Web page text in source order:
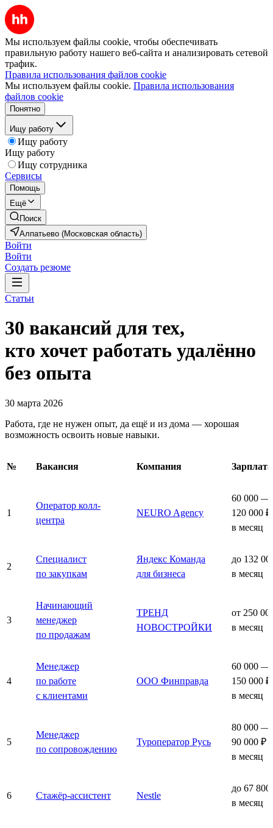
Мы используем файлы cookie, чтобы обеспечивать
правильную работу нашего веб-сайта и анализировать сетевой
трафик.
Правила использования файлов cookie
Мы используем файлы cookie. Правила использования
файлов cookie
Понятно
Ищу работу
Ищу работу
Ищу работу
Ищу сотрудника
Сервисы
Помощь
Ещё
Поиск
Алпатьево (Московская область)
Войти
Войти
Создать резюме
Статьи
30 вакансий для тех,
кто хочет работать удалённо
без опыта
30 марта 2026
Работа, где не нужен опыт, да ещё и из дома — хорошая
возможность освоить новые навыки.
№ Вакансия Компания Зарплата
1
Оператор колл-
центра
NEURO Agency
60 000 —
120 000 ₽
в месяц
2
Специалист
по закупкам
Яндекс Команда
для бизнеса
до 132
в месяц
3
Начинающий
менеджер
по продажам
ТРЕНД
НОВОСТРОЙКИ
от 250
в месяц
4
Менеджер
по работе
с клиентами
ООО Финправда
60 000 —
150 000 ₽
в месяц
5
Менеджер
по сопровождению
Туроператор Русь
80 000 —
90 000 ₽
в месяц
6 Стажёр-ассистент Nestle
до 67 800
в месяц